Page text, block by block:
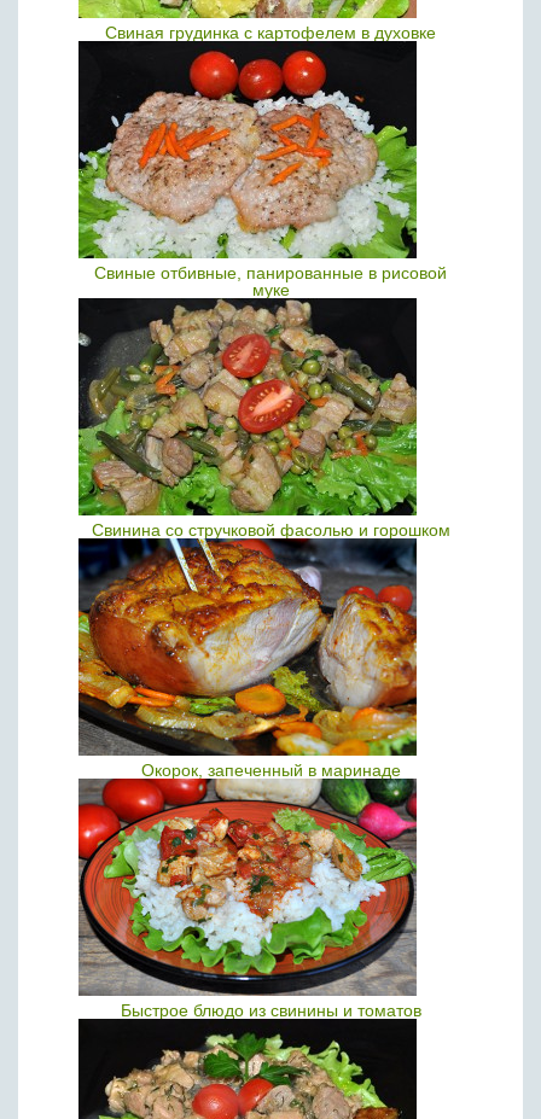
Свиная грудинка с картофелем в духовке
Свиные отбивные, панированные в рисовой
муке
Свинина со стручковой фасолью и горошком
Окорок, запеченный в маринаде
Быстрое блюдо из свинины и томатов